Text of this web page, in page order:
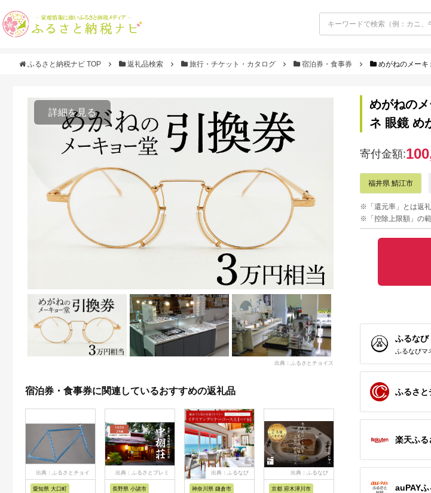
ふるさと納税ナビ TOP 返礼品検索 旅行・チケット・カタログ 宿泊券・食事券 めがねのメーキ
詳細を見る
出典：ふるさとチョイス
宿泊券・食事券に関連しているおすすめの返礼品
出典：ふるさとチョイ
ス
愛知県 大口町
出典：ふるさとプレミ
アム
長野県 小諸市
出典：ふるなび
神奈川県 鎌倉市
出典：ふるなび
京都 府木津川市
めがねの
ネ 眼鏡 め
寄付金額:
福井県 鯖江市
※「還元率」とは返
※「控除上限額」の
ふるなび
ふるなびマ
ふるさと
楽天ふる
auPAY